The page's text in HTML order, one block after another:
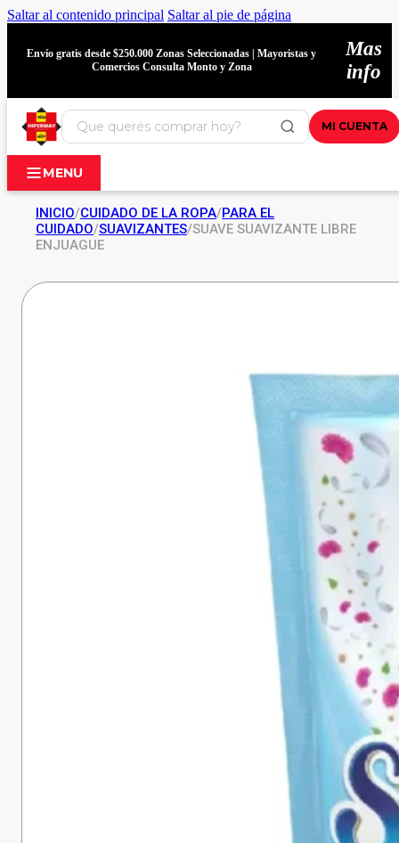
Saltar al contenido principal Saltar al pie de página
Envío gratis desde $250.000 Zonas Seleccionadas | Mayoristas y
Comercios Consulta Monto y Zona
Mas
info
MI CUENTA
MENU
INICIO/CUIDADO DE LA ROPA/PARA EL
CUIDADO/SUAVIZANTES/SUAVE SUAVIZANTE LIBRE
ENJUAGUE